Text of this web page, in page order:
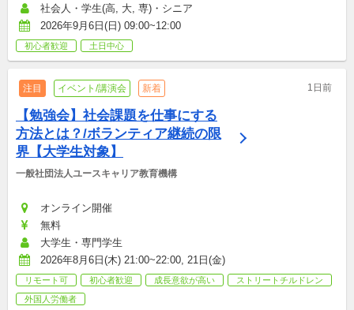
社会人・学生(高, 大, 専)・シニア
2026年9月6日(日) 09:00~12:00
初心者歓迎 土日中心
注目 イベント/講演会 新着 1日前
【勉強会】社会課題を仕事にする
方法とは？/ボランティア継続の限
界【大学生対象】
一般社団法人ユースキャリア教育機構
オンライン開催
無料
大学生・専門学生
2026年8月6日(木) 21:00~22:00, 21日(金)
リモート可 初心者歓迎 成長意欲が高い
ストリートチルドレン
外国人労働者